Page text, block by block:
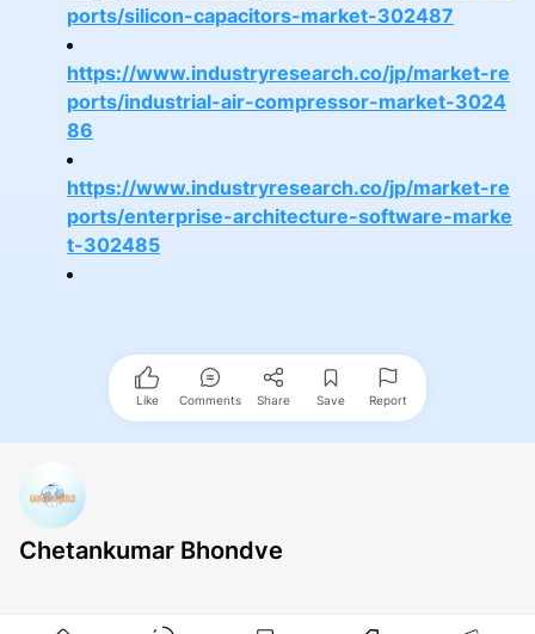
ports/silicon-capacitors-market-302487
https://www.industryresearch.co/jp/market-re
ports/industrial-air-compressor-market-3024
86
https://www.industryresearch.co/jp/market-re
ports/enterprise-architecture-software-marke
t-302485
Like Comments Share Save Report
Chetankumar Bhondve